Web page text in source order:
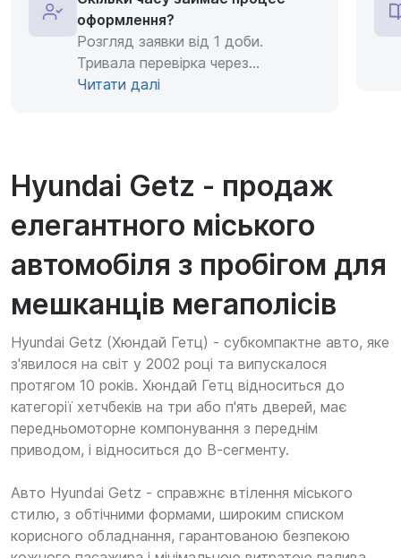
оформлення?
Розгляд заявки від 1 доби.
Тривала перевірка через...
Читати далі
Hyundai Getz - продаж
елегантного міського
автомобіля з пробігом для
мешканців мегаполісів
Hyundai Getz (Хюндай Гетц) - субкомпактне авто, яке
з'явилося на світ у 2002 році та випускалося
протягом 10 років. Хюндай Гетц відноситься до
категорії хетчбеків на три або п'ять дверей, має
передньомоторне компонування з переднім
приводом, і відноситься до В-сегменту.
Авто Hyundai Getz - справжнє втілення міського
стилю, з обтічними формами, широким списком
корисного обладнання, гарантованою безпекою